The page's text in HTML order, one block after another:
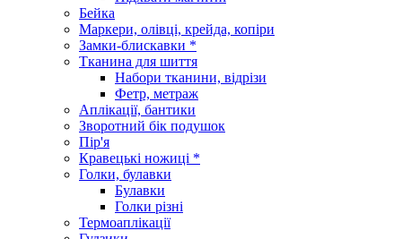
Бейка
Маркери, олівці, крейда, копіри
Замки-блискавки *
Тканина для шиття
Набори тканини, відрізи
Фетр, метраж
Аплікації, бантики
Зворотний бік подушок
Пір'я
Кравецькі ножиці *
Голки, булавки
Булавки
Голки різні
Термоаплікації